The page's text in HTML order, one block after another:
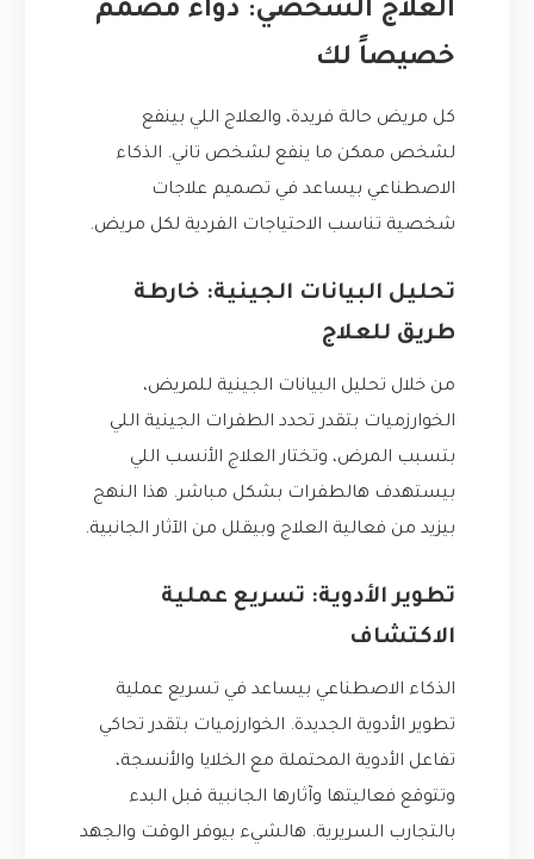
العلاج الشخصي: دواء مصمم
خصيصاً لك
كل مريض حالة فريدة، والعلاج اللي بينفع
لشخص ممكن ما ينفع لشخص تاني. الذكاء
الاصطناعي بيساعد في تصميم علاجات
شخصية تناسب الاحتياجات الفردية لكل مريض.
تحليل البيانات الجينية: خارطة
طريق للعلاج
من خلال تحليل البيانات الجينية للمريض،
الخوارزميات بتقدر تحدد الطفرات الجينية اللي
بتسبب المرض، وتختار العلاج الأنسب اللي
بيستهدف هالطفرات بشكل مباشر. هذا النهج
بيزيد من فعالية العلاج وبيقلل من الآثار الجانبية.
تطوير الأدوية: تسريع عملية
الاكتشاف
الذكاء الاصطناعي بيساعد في تسريع عملية
تطوير الأدوية الجديدة. الخوارزميات بتقدر تحاكي
تفاعل الأدوية المحتملة مع الخلايا والأنسجة،
وتتوقع فعاليتها وآثارها الجانبية قبل البدء
بالتجارب السريرية. هالشيء بيوفر الوقت والجهد